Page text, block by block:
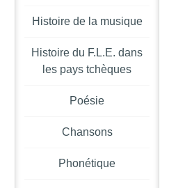
Histoire de la musique
Histoire du F.L.E. dans
les pays tchèques
Poésie
Chansons
Phonétique